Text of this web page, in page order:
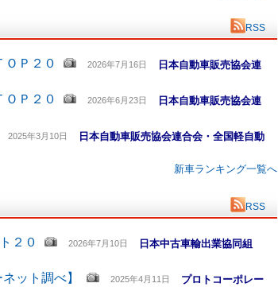
RSS
ＯＰ２０ 2026年7月16日 日本自動車販売協会連
ＯＰ２０
2026年6月23日 日本自動車販売協会連
2025年3月10日 日本自動車販売協会連合会・全国軽自動
新車ランキング一覧へ
RSS
２０ 2026年7月10日 日本中古車輸出業協同組
ット調べ】
2025年4月11日 プロトコーポレー